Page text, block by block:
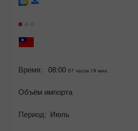
Время: 08:00 07 часов 19 мин.
Объём импорта
Период: Июль